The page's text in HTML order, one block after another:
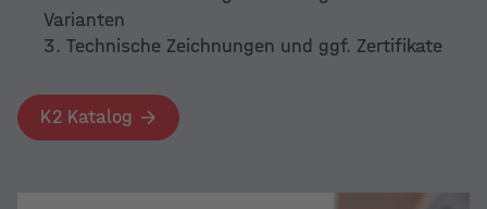
Varianten
Technische Zeichnungen und ggf. Zertifikate
K2 Katalog